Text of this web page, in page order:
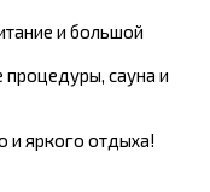
и большой
сауна и
и яркого отдыха!